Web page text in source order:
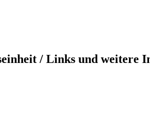
/ Links und weitere